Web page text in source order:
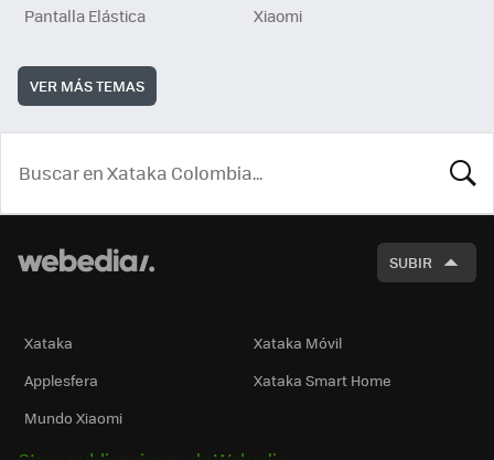
Pantalla Elástica
Xiaomi
VER MÁS TEMAS
SUBIR
Xataka
Xataka Móvil
Applesfera
Xataka Smart Home
Mundo Xiaomi